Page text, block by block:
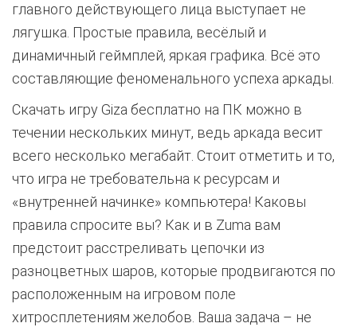
главного действующего лица выступает не
лягушка. Простые правила, весёлый и
динамичный геймплей, яркая графика. Всё это
составляющие феноменального успеха аркады.
Скачать игру Giza бесплатно на ПК можно в
течении нескольких минут, ведь аркада весит
всего несколько мегабайт. Стоит отметить и то,
что игра не требовательна к ресурсам и
«внутренней начинке» компьютера! Каковы
правила спросите вы? Как и в Zuma вам
предстоит расстреливать цепочки из
разноцветных шаров, которые продвигаются по
расположенным на игровом поле
хитросплетениям желобов. Ваша задача – не